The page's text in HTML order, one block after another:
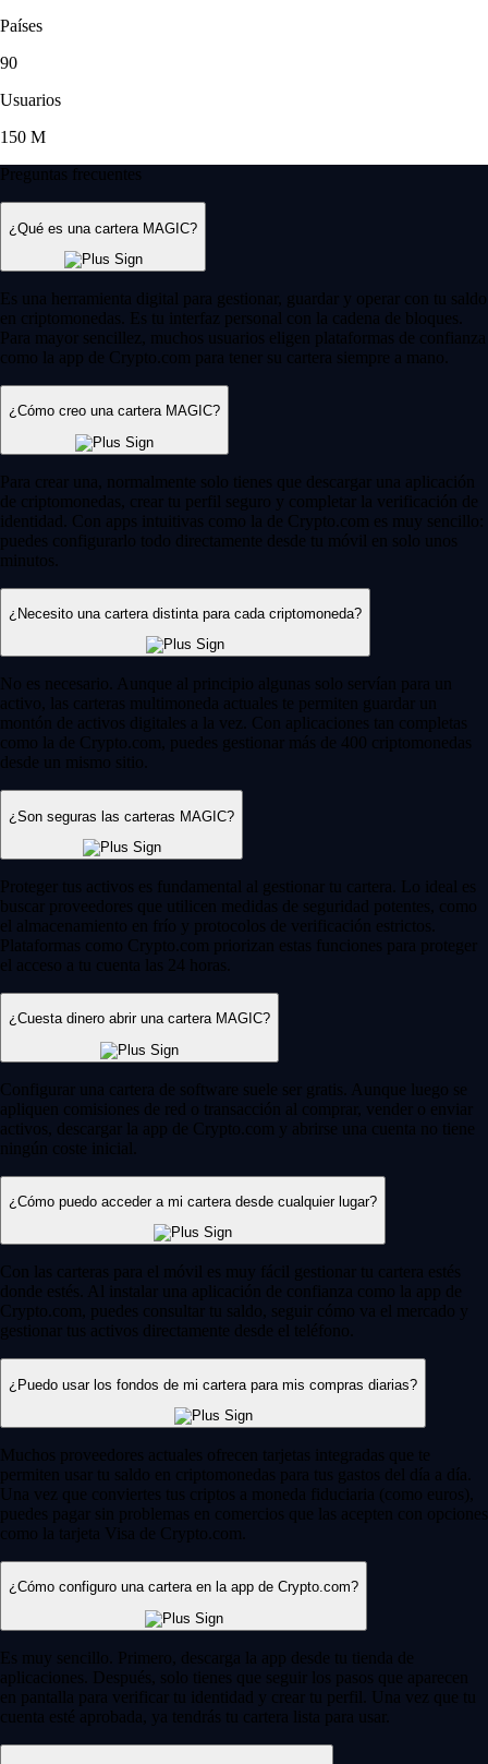
Países
90
Usuarios
150 M
Preguntas frecuentes
¿Qué es una cartera MAGIC?
Es una herramienta digital para gestionar, guardar y operar con tu saldo
en criptomonedas. Es tu interfaz personal con la cadena de bloques.
Para mayor sencillez, muchos usuarios eligen plataformas de confianza
como la app de Crypto.com para tener su cartera siempre a mano.
¿Cómo creo una cartera MAGIC?
Para crear una, normalmente solo tienes que descargar una aplicación
de criptomonedas, crear tu perfil seguro y completar la verificación de
identidad. Con apps intuitivas como la de Crypto.com es muy sencillo:
puedes configurarlo todo directamente desde tu móvil en solo unos
minutos.
¿Necesito una cartera distinta para cada criptomoneda?
No es necesario. Aunque al principio algunas solo servían para un
activo, las carteras multimoneda actuales te permiten guardar un
montón de activos digitales a la vez. Con aplicaciones tan completas
como la de Crypto.com, puedes gestionar más de 400 criptomonedas
desde un mismo sitio.
¿Son seguras las carteras MAGIC?
Proteger tus activos es fundamental al gestionar tu cartera. Lo ideal es
buscar proveedores que utilicen medidas de seguridad potentes, como
el almacenamiento en frío y protocolos de verificación estrictos.
Plataformas como Crypto.com priorizan estas funciones para proteger
el acceso a tu cuenta las 24 horas.
¿Cuesta dinero abrir una cartera MAGIC?
Configurar una cartera de software suele ser gratis. Aunque luego se
apliquen comisiones de red o transacción al comprar, vender o enviar
activos, descargar la app de Crypto.com y abrirse una cuenta no tiene
ningún coste inicial.
¿Cómo puedo acceder a mi cartera desde cualquier lugar?
Con las carteras para el móvil es muy fácil gestionar tu cartera estés
donde estés. Al instalar una aplicación de confianza como la app de
Crypto.com, puedes consultar tu saldo, seguir cómo va el mercado y
gestionar tus activos directamente desde el teléfono.
¿Puedo usar los fondos de mi cartera para mis compras diarias?
Muchos proveedores actuales ofrecen tarjetas integradas que te
permiten usar tu saldo en criptomonedas para tus gastos del día a día.
Una vez que conviertes tus criptos a moneda fiduciaria (como euros),
puedes pagar sin problemas en comercios que las acepten con opciones
como la tarjeta Visa de Crypto.com.
¿Cómo configuro una cartera en la app de Crypto.com?
Es muy sencillo. Primero, descarga la app desde tu tienda de
aplicaciones. Después, solo tienes que seguir los pasos que aparecen
en pantalla para verificar tu identidad y crear tu perfil. Una vez que tu
cuenta esté aprobada, ya tendrás tu cartera lista para usar.